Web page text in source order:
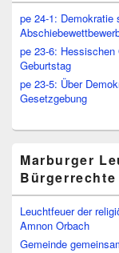
pe 24-1:
pe 23-6:
Geburtstag
pe 23-5: Über
Gesetzgebung
Marburger
Bürgerrechte
Leuchtfeuer der
Amnon Orbach
Gemeinde